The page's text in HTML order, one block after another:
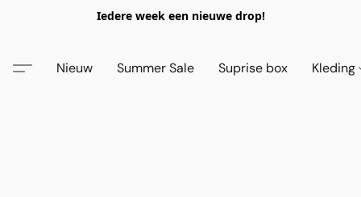
Iedere week een nieuwe drop!
Nieuw Summer Sale Suprise box Kleding